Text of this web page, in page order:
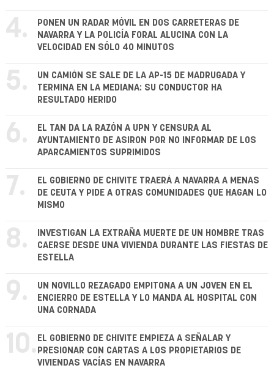
4.
PONEN UN RADAR MÓVIL EN DOS CARRETERAS DE
NAVARRA Y LA POLICÍA FORAL ALUCINA CON LA
VELOCIDAD EN SÓLO 40 MINUTOS
5.
UN CAMIÓN SE SALE DE LA AP-15 DE MADRUGADA Y
TERMINA EN LA MEDIANA: SU CONDUCTOR HA
RESULTADO HERIDO
6.
EL TAN DA LA RAZÓN A UPN Y CENSURA AL
AYUNTAMIENTO DE ASIRON POR NO INFORMAR DE LOS
APARCAMIENTOS SUPRIMIDOS
7.
EL GOBIERNO DE CHIVITE TRAERÁ A NAVARRA A MENAS
DE CEUTA Y PIDE A OTRAS COMUNIDADES QUE HAGAN LO
MISMO
8.
INVESTIGAN LA EXTRAÑA MUERTE DE UN HOMBRE TRAS
CAERSE DESDE UNA VIVIENDA DURANTE LAS FIESTAS DE
ESTELLA
9.
UN NOVILLO REZAGADO EMPITONA A UN JOVEN EN EL
ENCIERRO DE ESTELLA Y LO MANDA AL HOSPITAL CON
UNA CORNADA
10. EL GOBIERNO DE CHIVITE EMPIEZA A SEÑALAR Y
PRESIONAR CON CARTAS A LOS PROPIETARIOS DE
VIVIENDAS VACÍAS EN NAVARRA